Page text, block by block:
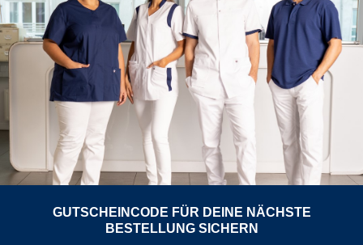
GUTSCHEINCODE FÜR DEINE NÄCHSTE
BESTELLUNG SICHERN